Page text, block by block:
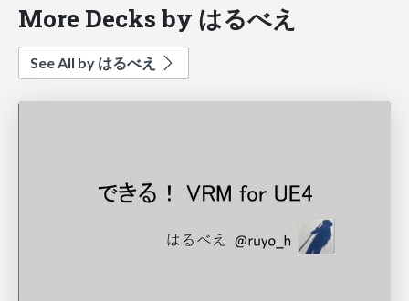
More Decks by はるべえ
See All by はるべえ